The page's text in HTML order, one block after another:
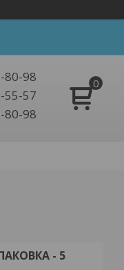
80-98
55-57
80-98
- 5